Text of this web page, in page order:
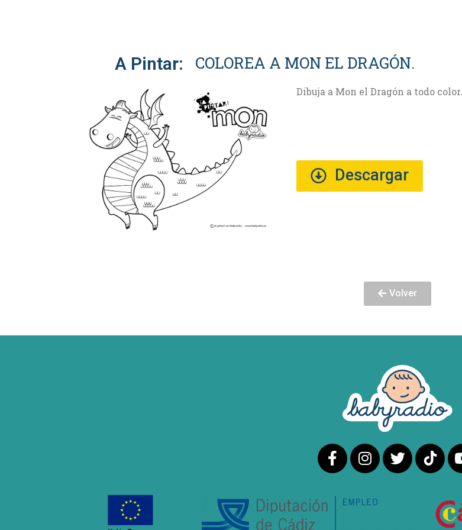
A Pintar: COLOREA A MON EL DRAGÓN.
Dibuja a Mon el Dragón a todo color.
Descargar
Volver